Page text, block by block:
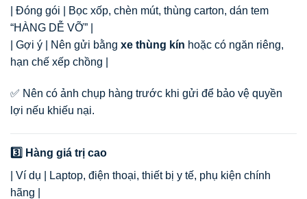
| Đóng gói | Bọc xốp, chèn mút, thùng carton, dán tem
“HÀNG DỄ VỠ” |
| Gợi ý | Nên gửi bằng xe thùng kín hoặc có ngăn riêng,
hạn chế xếp chồng |
✅ Nên có ảnh chụp hàng trước khi gửi để bảo vệ quyền
lợi nếu khiếu nại.
3️⃣ Hàng giá trị cao
| Ví dụ | Laptop, điện thoại, thiết bị y tế, phụ kiện chính
hãng |